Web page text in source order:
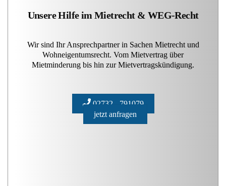
Unsere Hilfe im Mietrecht & WEG-Recht
Wir sind Ihr Ansprechpartner in Sachen Mietrecht und
Wohneigentumsrecht. Vom Mietvertrag über
Mietminderung bis hin zur Mietvertragskündigung.
02732 - 791079
jetzt anfragen